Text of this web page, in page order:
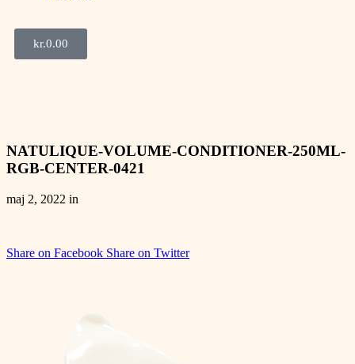
kr.0.00
NATULIQUE-VOLUME-CONDITIONER-250ML-
RGB-CENTER-0421
maj 2, 2022 in
Share on Facebook Share on Twitter